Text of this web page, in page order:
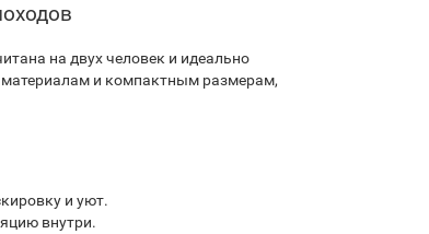
на двух человек и идеально
материалам и компактным размерам,
и уют.
внутри.